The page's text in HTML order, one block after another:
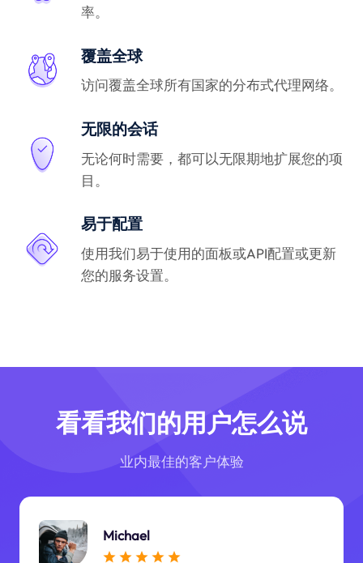
率。
覆盖全球
访问覆盖全球所有国家的分布式代理网络。
无限的会话
无论何时需要，都可以无限期地扩展您的项
目。
易于配置
使用我们易于使用的面板或API配置或更新
您的服务设置。
看看我们的用户怎么说
业内最佳的客户体验
Michael